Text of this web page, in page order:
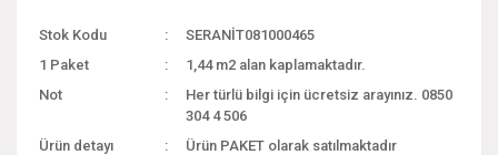
Stok Kodu
SERANİT081000465
1 Paket
1,44 m2 alan kaplamaktadır.
Not
Her türlü bilgi için ücretsiz arayınız. 0850
304 4 506
Ürün detayı
Ürün PAKET olarak satılmaktadır